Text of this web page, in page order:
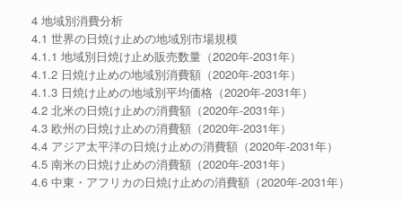
4 地域別消費分析
4.1 世界の日焼け止めの地域別市場規模
4.1.1 地域別日焼け止め販売数量（2020年-2031年）
4.1.2 日焼け止めの地域別消費額（2020年-2031年）
4.1.3 日焼け止めの地域別平均価格（2020年-2031年）
4.2 北米の日焼け止めの消費額（2020年-2031年）
4.3 欧州の日焼け止めの消費額（2020年-2031年）
4.4 アジア太平洋の日焼け止めの消費額（2020年-2031年）
4.5 南米の日焼け止めの消費額（2020年-2031年）
4.6 中東・アフリカの日焼け止めの消費額（2020年-2031年）